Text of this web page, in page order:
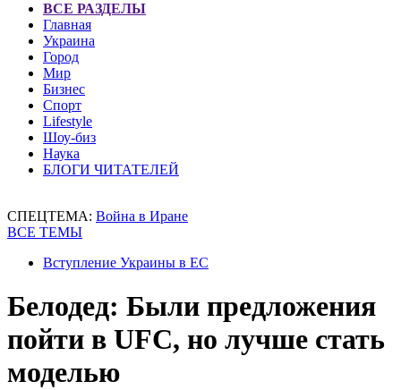
ВСЕ РАЗДЕЛЫ
Главная
Украина
Город
Мир
Бизнес
Спорт
Lifestyle
Шоу-биз
Наука
БЛОГИ ЧИТАТЕЛЕЙ
СПЕЦТЕМА: Война в Иране
ВСЕ ТЕМЫ
Вступление Украины в ЕС
Белодед: Были предложения
пойти в UFC, но лучше стать
моделью